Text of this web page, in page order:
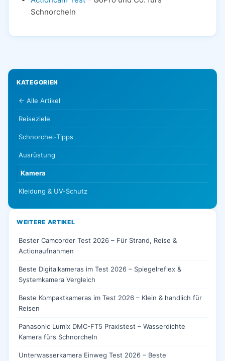
Schnorcheln
KATEGORIEN
← Alle Artikel
Reiseziele
Schnorchel-Tipps
Ausrüstung
Kamera
Kleidung & UV-Schutz
WEITERE ARTIKEL
Bester Camcorder Test 2026 – Für Strand, Reise &
Actionaufnahmen
Beste Digitalkameras im Test 2026 – Spiegelreflex &
Systemkamera Vergleich
Beste Kompaktkameras im Test 2026 – Klein & handlich für
Reisen
Panasonic Lumix DMC-FT5 Praxistest – Wasserdichte
Kamera fürs Schnorcheln
Unterwasserkamera Einweg Test 2026 – Beste